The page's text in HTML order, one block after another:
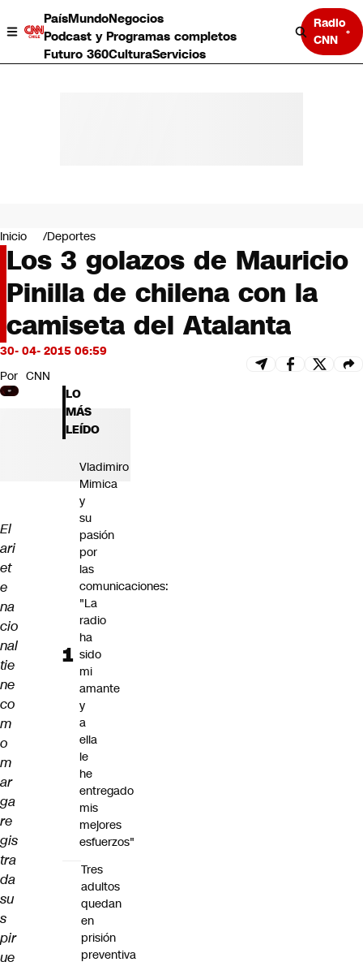
PaísMundoNegocios
Podcast y Programas completos
Futuro 360CulturaServicios
Radio
CNN
Negocios
Deportes
Programas completos
Cultura
Servicios
Bits
CNN tiempo
Futuro 360
Opinión
Inicio Deportes
Los 3 golazos de Mauricio
Pinilla de chilena con la
camiseta del Atalanta
30- 04- 2015 06:59
Por CNN
El
ari
et
e
na
cio
nal
tie
ne
co
m
o
m
ar
ga
re
gis
tra
da
su
s
pir
ue
LO
MÁS
LEÍDO
Vladimiro
Mimica
y
su
pasión
por
las
comunicaciones:
"La
radio
ha
sido
mi
amante
y
a
ella
le
he
entregado
mis
mejores
esfuerzos"
Tres
adultos
quedan
en
prisión
preventiva